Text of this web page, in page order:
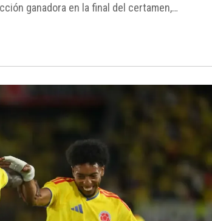
ganadora en la final del certamen,